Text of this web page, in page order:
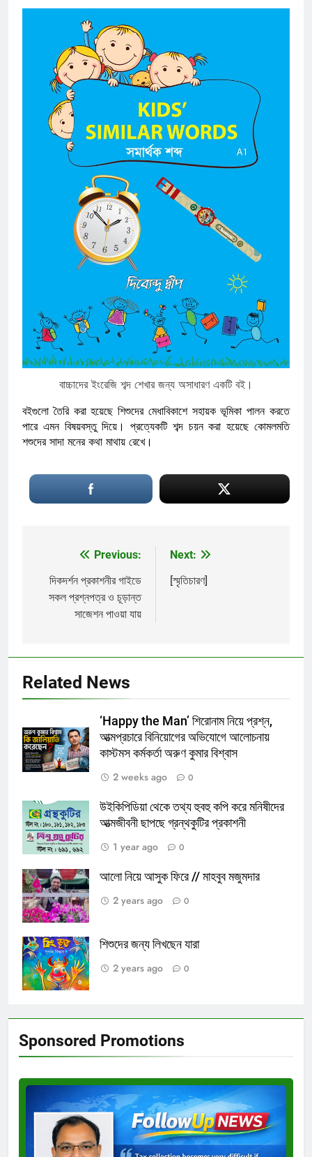
বাচ্চাদের ইংরেজি শব্দ শেখার জন্য অসাধারণ একটি বই।
বইগুলো তৈরি করা হয়েছে শিশুদের মেধাবিকাশে সহায়ক ভূমিকা পালন করতে
পারে এমন বিষয়বস্তু দিয়ে। প্রত্যেকটি শব্দ চয়ন করা হয়েছে কোমলমতি
শশুদের সাদা মনের কথা মাথায় রেখে।
navigation
Previous:
দিকদর্শন প্রকাশনীর গাইডে
সকল প্রশ্নপত্র ও চূড়ান্ত
সাজেশন পাওয়া যায়
Next:
[স্মৃতিচারণ]
Related News
‘Happy the Man’ শিরোনাম নিয়ে প্রশ্ন,
আত্মপ্রচারে বিনিয়োগের অভিযোগে আলোচনায়
কাস্টমস কর্মকর্তা অরুণ কুমার বিশ্বাস
2 weeks ago
0
উইকিপিডিয়া থেকে তথ্য হুবহু কপি করে মনিষীদের
আত্মজীবনী ছাপছে গ্রন্থকুটির প্রকাশনী
1 year ago
0
আলো নিয়ে আসুক ফিরে // মাহবুব মজুমদার
2 years ago
0
শিশুদের জন্য লিখছেন যারা
2 years ago
0
Sponsored Promotions
Test
Ad
3